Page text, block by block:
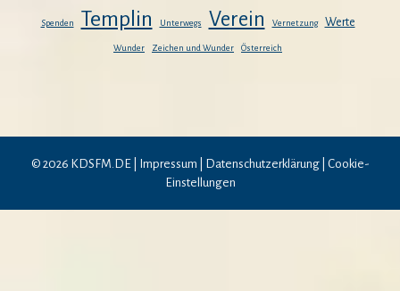
Spenden Templin Unterwegs Verein Vernetzung Werte
Wunder Zeichen und Wunder Österreich
© 2026 KDSFM.DE | Impressum Datenschutzerklärung| Cookie-
Einstellungen